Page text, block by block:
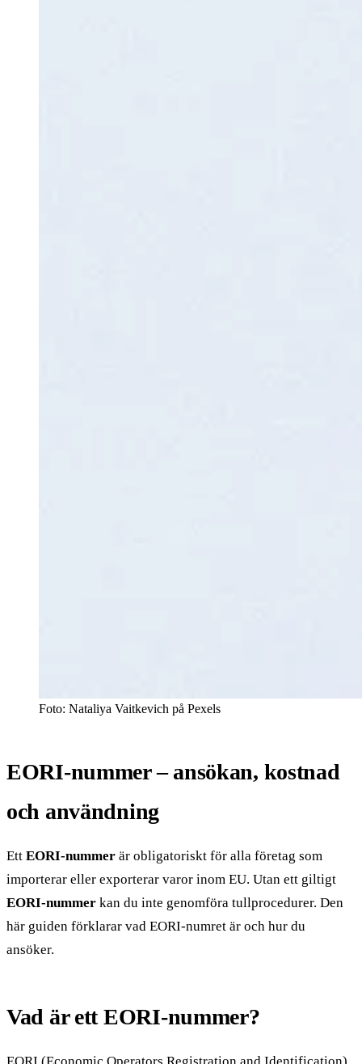
Foto: Nataliya Vaitkevich på Pexels
EORI-nummer – ansökan, kostnad
och användning
Ett EORI-nummer är obligatoriskt för alla företag som
importerar eller exporterar varor inom EU. Utan ett giltigt
EORI-nummer kan du inte genomföra tullprocedurer. Den
här guiden förklarar vad EORI-numret är och hur du
ansöker.
Vad är ett EORI-nummer?